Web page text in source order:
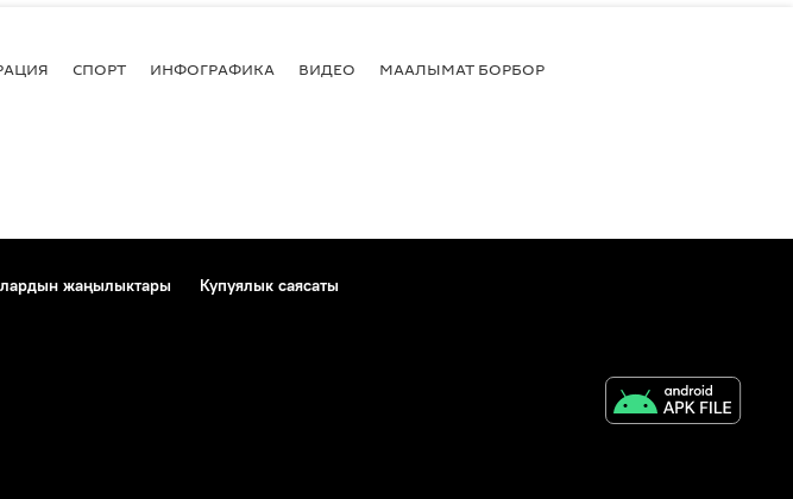
СПОРТ ИНФОГРАФИКА ВИДЕО МААЛЫМАТ БОРБОР
жаңылыктары
Купуялык саясаты